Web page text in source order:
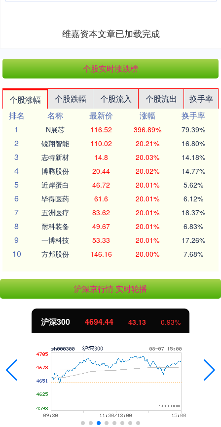
维嘉资本文章已加载完成
个股实时涨跌榜
个股涨幅 个股跌幅 个股流入 个股流出
换手率
排名
名称 最新价 涨幅
换手率
1
N展芯 116.52 396.89% 79.39%
2 锐翔智能 110.02 20.21% 16.80%
3 志特新材 14.8 20.03% 14.18%
4 博腾股份 20.44 20.02% 14.77%
5 近岸蛋白 46.72 20.01% 5.62%
6 毕得医药 61.6 20.01% 6.12%
7 五洲医疗 83.62 20.01% 18.37%
8 耐科装备 49.67 20.01% 6.83%
9 一博科技 53.33 20.01% 17.26%
10 方邦股份 146.16 20.00% 7.68%
沪深京行情 实时轮播
北证50 1134.24 11.37 1.01%